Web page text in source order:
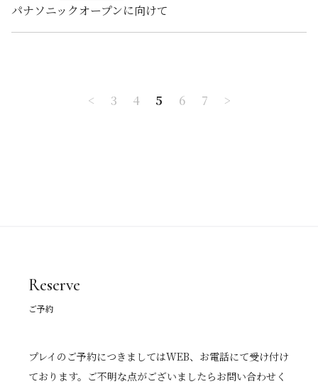
パナソニックオープンに向けて
< 3 4 5 6 7 >
Reserve
ご予約
プレイのご予約につきましてはWEB、お電話にて受け付け
ております。ご不明な点がございましたらお問い合わせく